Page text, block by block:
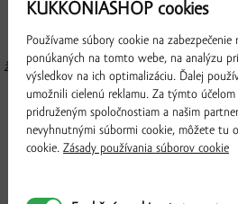
jarných kvetov a orientálneho korenia.
žltou dužinou, kvety a vôňa medu. V
zrelej marhule a broskyne. Mr. & Mrs.
odrody Frankovka modrá. Jeho vôňa je
bobúľ, najmä čerešní a višní, ktoré sú pre
ako pre vôňu, aj pre chuť je typická plnosť,
KUKKONIASHOP cookies
Používame súbory cookie na
ponúkaných na tomto webe, na analýzu
výsledkov na ich optimalizáciu. Ďalej
umožnili cielenú reklamu. Za týmto
pridruženým spoločnostiam a našim
nevyhnutnými súbormi cookie, môžete tu
cookie. Zásady používania súborov cookie